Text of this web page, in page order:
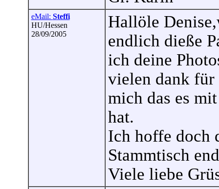
eMail: Steffi
HU/Hessen
28/09/2005
Hallöle
endlich dieße
ich deine
vielen dank für
mich das es
hat.
Ich hoffe doch
Stammtisch
Viele liebe